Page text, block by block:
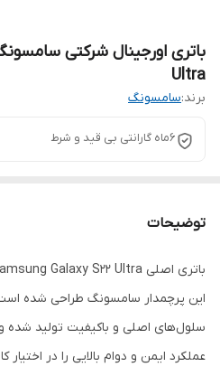
Ultra
برند:سامسونگ
6ماه گارانتی بی قید و شرط
توضیحات
این پرچمدار سامسونگ طراحی شده است.
سلول‌های اصلی و باکیفیت تولید شده
عملکرد ایمن و دوام بالایی را در اختیار